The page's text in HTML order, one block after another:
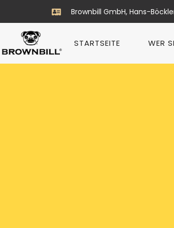
Brownbill GmbH, Hans-
STARTSEITE WER